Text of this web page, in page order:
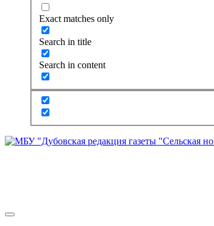
Exact matches only
Search in title
Search in content